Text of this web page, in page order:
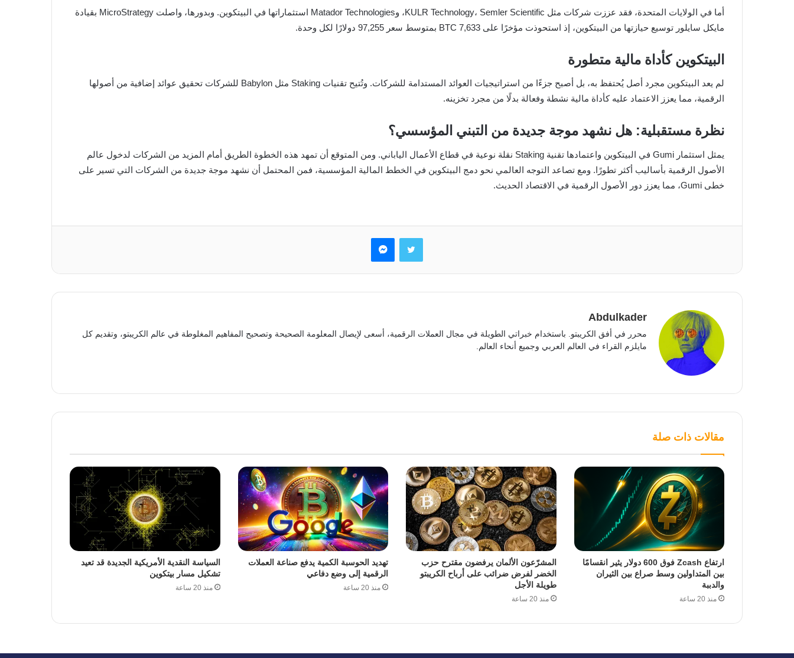
أما في الولايات المتحدة، فقد عززت شركات مثل KULR Technology، Semler Scientific، وMatador Technologies استثماراتها في البيتكوين. وبدورها، واصلت MicroStrategy بقيادة
مايكل سايلور توسيع حيازتها من البيتكوين، إذ استحوذت مؤخرًا على 7,633 BTC بمتوسط سعر 97,255 دولارًا لكل وحدة.
البيتكوين كأداة مالية متطورة
لم يعد البيتكوين مجرد أصل يُحتفظ به، بل أصبح جزءًا من استراتيجيات العوائد المستدامة للشركات. وتُتيح تقنيات Staking مثل Babylon للشركات تحقيق عوائد إضافية من أصولها
الرقمية، مما يعزز الاعتماد عليه كأداة مالية نشطة وفعالة بدلًا من مجرد تخزينه.
نظرة مستقبلية: هل نشهد موجة جديدة من التبني المؤسسي؟
يمثل استثمار Gumi في البيتكوين واعتمادها تقنية Staking نقلة نوعية في قطاع الأعمال الياباني. ومن المتوقع أن تمهد هذه الخطوة الطريق أمام المزيد من الشركات لدخول عالم
الأصول الرقمية بأساليب أكثر تطورًا. ومع تصاعد التوجه العالمي نحو دمج البيتكوين في الخطط المالية المؤسسية، فمن المحتمل أن نشهد موجة جديدة من الشركات التي تسير على
خطى Gumi، مما يعزز دور الأصول الرقمية في الاقتصاد الحديث.
تويتر ماسنجر
Abdulkader
محرر في أفق الكريبتو. باستخدام خبراتي الطويلة في مجال العملات الرقمية، أسعى لإيصال المعلومة الصحيحة وتصحيح المفاهيم المغلوطة في عالم الكريبتو، وتقديم كل
مايلزم القراء في العالم العربي وجميع أنحاء العالم.
مقالات ذات صلة
ارتفاع Zcash فوق 600 دولار يثير انقسامًا
بين المتداولين وسط صراع بين الثيران
والدببة
منذ 20 ساعة
المشرّعون الألمان يرفضون مقترح حزب
الخضر لفرض ضرائب على أرباح الكريبتو
طويلة الأجل
منذ 20 ساعة
تهديد الحوسبة الكمية يدفع صناعة العملات
الرقمية إلى وضع دفاعي
منذ 20 ساعة
السياسة النقدية الأمريكية الجديدة قد تعيد
تشكيل مسار بيتكوين
منذ 20 ساعة